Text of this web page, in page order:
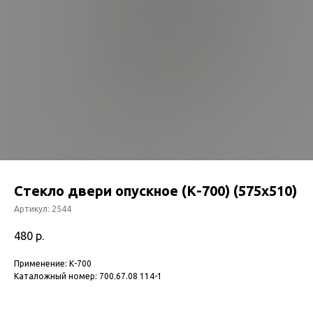
Стекло двери опускное (К-700) (575х510)
Артикул: 2544
480 р.
Применение: К-700
Каталожный номер: 700.67.08 114-1